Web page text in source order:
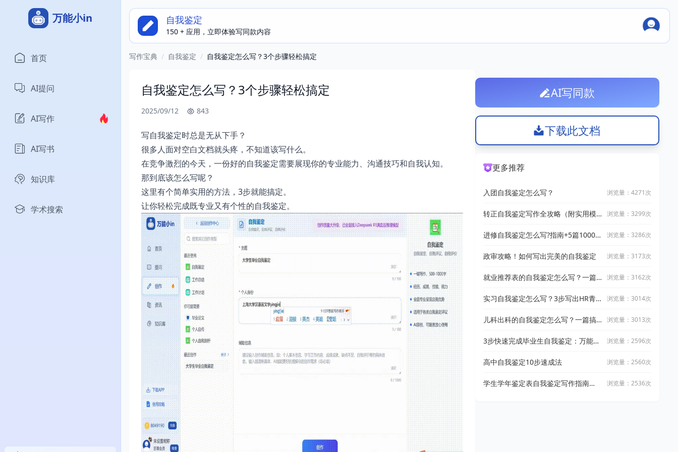
万能小in
首页
AI提问
AI写作
AI写书
知识库
学术搜索
自我鉴定
150 + 应用，立即体验写同款内容
写作宝典 / 自我鉴定 / 自我鉴定怎么写？3个步骤轻松搞定
自我鉴定怎么写？3个步骤轻松搞定
2025/09/12 843
写自我鉴定时总是无从下手？
很多人面对空白文档就头疼，不知道该写什么。
在竞争激烈的今天，一份好的自我鉴定需要展现你的专业能力、沟通技巧和自我认知。
那到底该怎么写呢？
这里有个简单实用的方法，3步就能搞定。
让你轻松完成既专业又有个性的自我鉴定。
AI写同款
下载此文档
更多推荐
入团自我鉴定怎么写？ 浏览量：4271次
转正自我鉴定写作全攻略（附实用模
浏览量：3299次
进修自我鉴定怎么写?指南+5篇1000字
浏览量：3286次
政审攻略！如何写出完美的自我鉴定 浏览量：3173次
就业推荐表的自我鉴定怎么写？一篇
浏览量：3162次
实习自我鉴定怎么写？3步写出HR青
浏览量：3014次
儿科出科的自我鉴定怎么写？一篇搞
浏览量：3013次
3步快速完成毕业生自我鉴定：万能小
浏览量：2596次
高中自我鉴定10步速成法 浏览量：2560次
学生学年鉴定表自我鉴定写作指南
浏览量：2536次